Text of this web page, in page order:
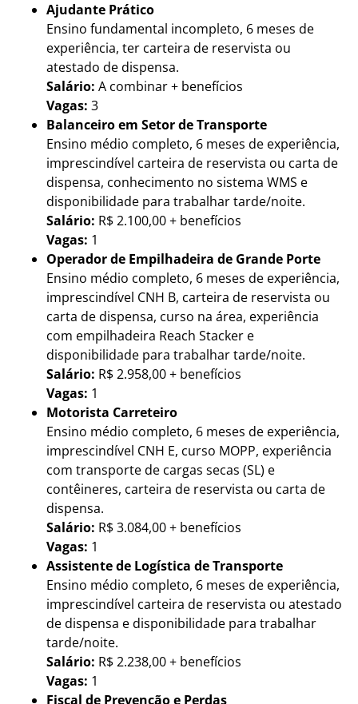
Ajudante Prático
Ensino fundamental incompleto, 6 meses de
experiência, ter carteira de reservista ou
atestado de dispensa.
Salário: A combinar + benefícios
Vagas: 3
Balanceiro em Setor de Transporte
Ensino médio completo, 6 meses de experiência,
imprescindível carteira de reservista ou carta de
dispensa, conhecimento no sistema WMS e
disponibilidade para trabalhar tarde/noite.
Salário: R$ 2.100,00 + benefícios
Vagas: 1
Operador de Empilhadeira de Grande Porte
Ensino médio completo, 6 meses de experiência,
imprescindível CNH B, carteira de reservista ou
carta de dispensa, curso na área, experiência
com empilhadeira Reach Stacker e
disponibilidade para trabalhar tarde/noite.
Salário: R$ 2.958,00 + benefícios
Vagas: 1
Motorista Carreteiro
Ensino médio completo, 6 meses de experiência,
imprescindível CNH E, curso MOPP, experiência
com transporte de cargas secas (SL) e
contêineres, carteira de reservista ou carta de
dispensa.
Salário: R$ 3.084,00 + benefícios
Vagas: 1
Assistente de Logística de Transporte
Ensino médio completo, 6 meses de experiência,
imprescindível carteira de reservista ou atestado
de dispensa e disponibilidade para trabalhar
tarde/noite.
Salário: R$ 2.238,00 + benefícios
Vagas: 1
Fiscal de Prevenção e Perdas